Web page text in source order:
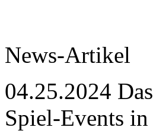
News-Artikel
04.25.2024
Spiel-Events